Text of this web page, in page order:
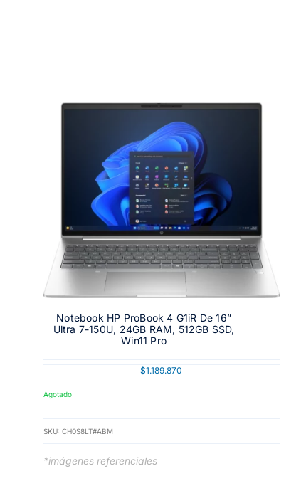
Notebook HP ProBook 4 G1iR De 16”
Ultra 7-150U, 24GB RAM, 512GB SSD,
Win11 Pro
$1.189.870
Agotado
SKU:CH0S8LT#ABM
*imágenes referenciales